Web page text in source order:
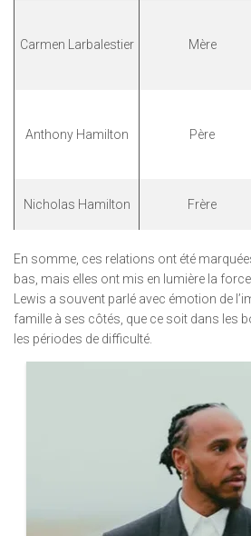
Carmen Larbalestier Mère
Anthony Hamilton Père
Nicholas Hamilton Frère
En somme, ces relations ont été
bas, mais elles ont mis en lumière la
Lewis a souvent parlé avec émotion de
famille à ses côtés, que ce soit dans les
les périodes de difficulté.